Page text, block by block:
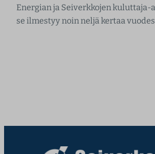
Energian ja Seiverkkojen kuluttaja-
se ilmestyy noin neljä kertaa